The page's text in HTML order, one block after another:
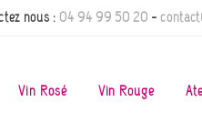
nous : 04 94 99 50 20 -
Vin Rosé Vin Rouge